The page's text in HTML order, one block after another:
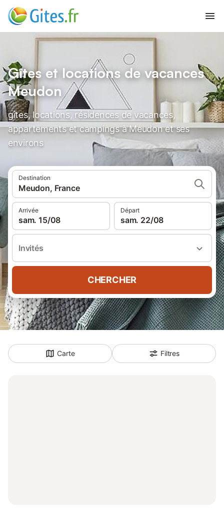
Gîtes et locations de vacances
Meudon
gîtes, locations, résidences de vacances,
appartements et campings à Meudon et ses
environs
Destination
Meudon, France
Arrivée
sam. 15/08
Départ
sam. 22/08
Invités
CHERCHER
Carte Filtres